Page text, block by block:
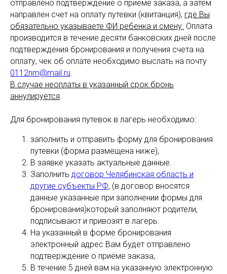
отправлено подтверждение о приеме заказа, а затем
направлен счет на оплату путевки (квитанция), где Вы
обязательно указываете ФИ ребенка и смену. Оплата
производится в течение десяти банковских дней после
подтверждения бронирования и получения счета на
оплату, чек об оплате необходимо выслать на почту
0112nm@mail.ru.
В случае неоплаты в указанный срок бронь
аннулируется.
Для бронирования путевок в лагерь необходимо:
заполнить и отправить форму для бронирования
путевки (форма размещена ниже),
В заявке указать актуальные данные.
Заполнить договор Челябинская область и
другие субъекты РФ, (в договор вносятся
данные указанные при заполнении формы для
бронирования)который заполняют родители,
подписывают и привозят в лагерь.
На указанный в форме бронирования
электронный адрес Вам будет отправлено
подтверждение о приёме заказа,
В течение 5 дней вам на указанную электронную